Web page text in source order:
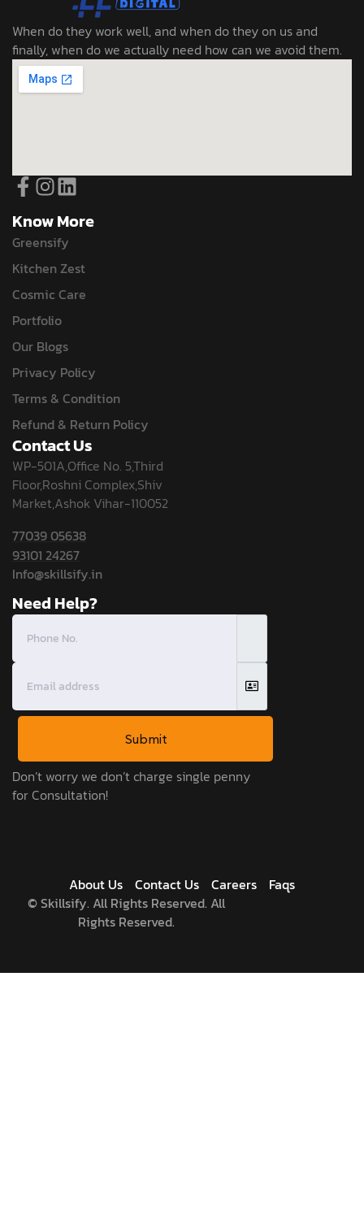
When do they work well, and when do they on us and
finally, when do we actually need how can we avoid them.
Know More
Greensify
Kitchen Zest
Cosmic Care
Portfolio
Our Blogs
Privacy Policy
Terms & Condition
Refund & Return Policy
Contact Us
WP-501A,Office No. 5,Third
Floor,Roshni Complex,Shiv
Market,Ashok Vihar-110052
77039 05638
93101 24267
Info@skillsify.in
Need Help?
Submit
Don’t worry we don’t charge single penny
for Consultation!
©Skillsify. All Rights Reserved. All
Rights Reserved.
About Us Contact Us Careers Faqs